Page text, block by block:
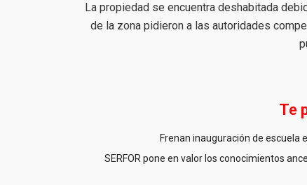
La propiedad se encuentra deshabitada
de la zona pidieron a las autoridades
Te
Frenan inauguración de escuela
SERFOR pone en valor los conocimientos